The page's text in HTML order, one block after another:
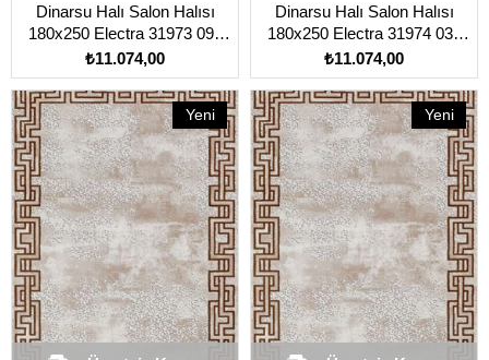
Dinarsu Halı Salon Halısı
180x250 Electra 31973 095
Gri
₺11.074,00
Dinarsu Halı Salon Halısı
180x250 Electra 31974 030
Mavi
₺11.074,00
Yeni
Ürün
Yeni
Ürün